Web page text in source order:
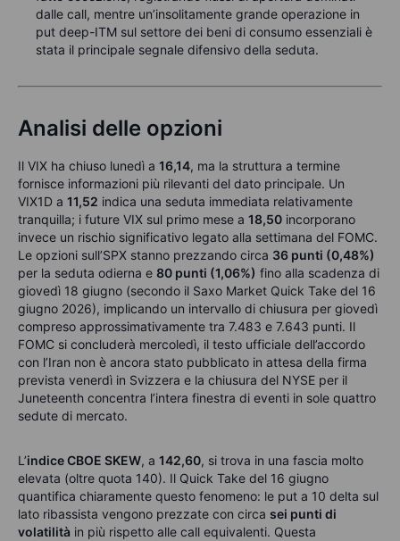
dalle call, mentre un’insolitamente grande operazione in
put deep-ITM sul settore dei beni di consumo essenziali è
stata il principale segnale difensivo della seduta.
Analisi delle opzioni
Il VIX ha chiuso lunedì a 16,14, ma la struttura a termine
fornisce informazioni più rilevanti del dato principale. Un
VIX1D a 11,52 indica una seduta immediata relativamente
tranquilla; i future VIX sul primo mese a 18,50 incorporano
invece un rischio significativo legato alla settimana del FOMC.
Le opzioni sull’SPX stanno prezzando circa 36 punti (0,48%)
per la seduta odierna e 80 punti (1,06%) fino alla scadenza di
giovedì 18 giugno (secondo il Saxo Market Quick Take del 16
giugno 2026), implicando un intervallo di chiusura per giovedì
compreso approssimativamente tra 7.483 e 7.643 punti. Il
FOMC si concluderà mercoledì, il testo ufficiale dell’accordo
con l’Iran non è ancora stato pubblicato in attesa della firma
prevista venerdì in Svizzera e la chiusura del NYSE per il
Juneteenth concentra l’intera finestra di eventi in sole quattro
sedute di mercato.
L’indice CBOE SKEW, a 142,60, si trova in una fascia molto
elevata (oltre quota 140). Il Quick Take del 16 giugno
quantifica chiaramente questo fenomeno: le put a 10 delta sul
lato ribassista vengono prezzate con circa sei punti di
volatilità in più rispetto alle call equivalenti. Questa